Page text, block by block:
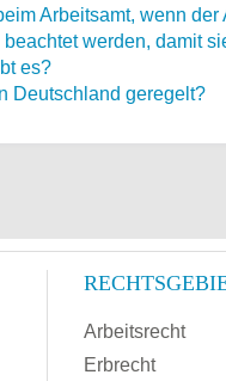
Arbeitsamt, wenn
werden, damit
es?
Deutschland geregelt?
Arbeitsrecht
Erbrecht